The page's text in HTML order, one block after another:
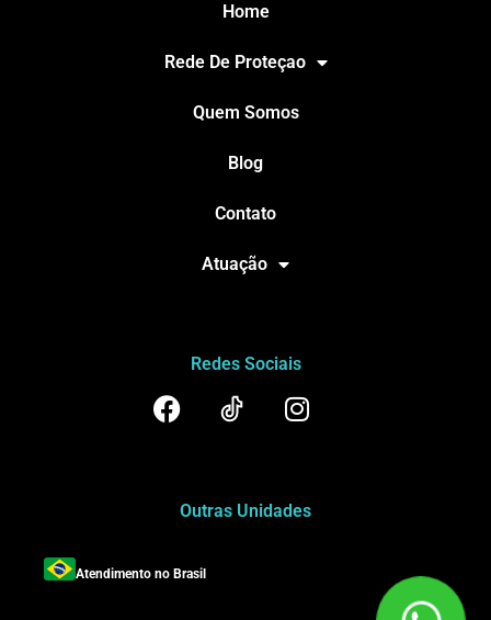
Home
Rede De Proteçao
Quem Somos
Blog
Contato
Atuação
Redes Sociais
Outras Unidades
Atendimento no Brasil